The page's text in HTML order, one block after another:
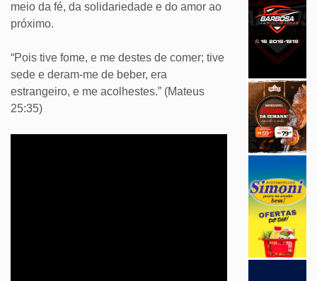
meio da fé, da solidariedade e do amor ao
próximo.
“Pois tive fome, e me destes de comer; tive
sede e deram-me de beber, era
estrangeiro, e me acolhestes.” (Mateus
25:35)